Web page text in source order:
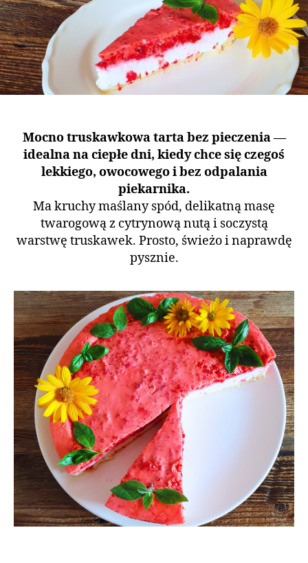
Mocno truskawkowa tarta bez pieczenia —
idealna na ciepłe dni, kiedy chce się czegoś
lekkiego, owocowego i bez odpalania
piekarnika.
Ma kruchy maślany spód, delikatną masę
twarogową z cytrynową nutą i soczystą
warstwę truskawek. Prosto, świeżo i naprawdę
pysznie.